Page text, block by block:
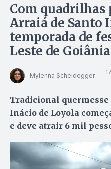
Com
Arraiá de Santo
temporada de
Leste de Goiânia
Mylenna Scheidegger
Tradicional quermesse
Inácio de Loyola
e deve atrair 6 mil